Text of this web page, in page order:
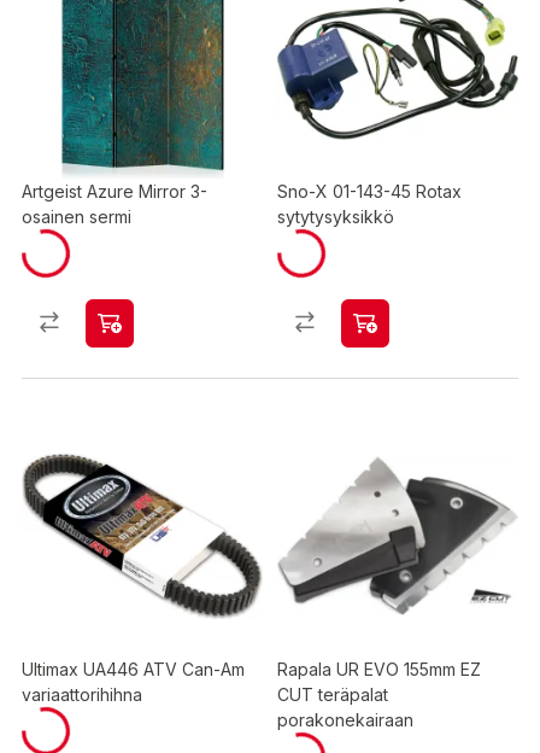
Artgeist Azure Mirror 3-
osainen sermi
Sno-X 01-143-45 Rotax
sytytysyksikkö
Ultimax UA446 ATV Can-Am
variaattorihihna
Rapala UR EVO 155mm EZ
CUT teräpalat
porakonekairaan